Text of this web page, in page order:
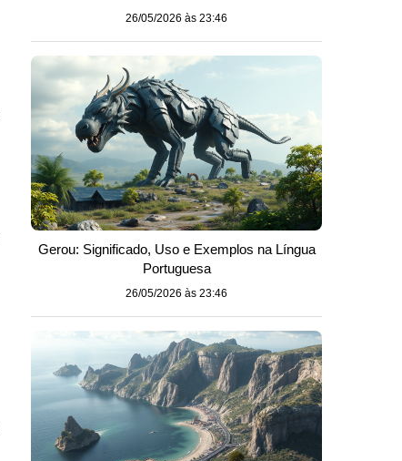
26/05/2026 às 23:46
Gerou: Significado, Uso e Exemplos na Língua
Portuguesa
26/05/2026 às 23:46